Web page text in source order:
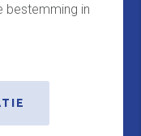
bestemming in